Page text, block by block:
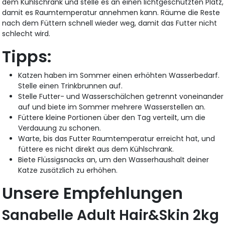
dem Kühlschrank und stelle es an einen lichtgeschützten Platz,
damit es Raumtemperatur annehmen kann. Räume die Reste
nach dem Füttern schnell wieder weg, damit das Futter nicht
schlecht wird.
Tipps:
Katzen haben im Sommer einen erhöhten Wasserbedarf.
Stelle einen Trinkbrunnen auf.
Stelle Futter- und Wasserschälchen getrennt voneinander
auf und biete im Sommer mehrere Wasserstellen an.
Füttere kleine Portionen über den Tag verteilt, um die
Verdauung zu schonen.
Warte, bis das Futter Raumtemperatur erreicht hat, und
füttere es nicht direkt aus dem Kühlschrank.
Biete Flüssigsnacks an, um den Wasserhaushalt deiner
Katze zusätzlich zu erhöhen.
Unsere Empfehlungen
Sanabelle Adult Hair&Skin 2kg